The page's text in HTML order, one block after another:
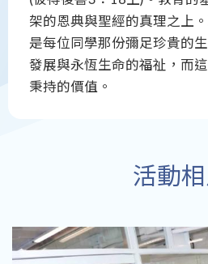
架的恩典與聖經的真理之上
是每位同學那份彌足珍貴的
發展與永恆生命的福祉，而
秉持的價值。
活動